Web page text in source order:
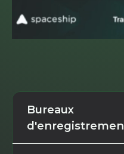
Bureaux